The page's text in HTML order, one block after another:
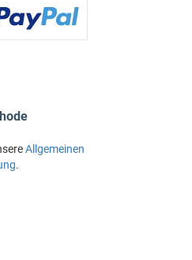
Allgemeinen
.